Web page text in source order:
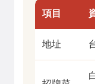
項目
地址